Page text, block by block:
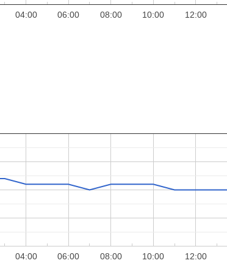
04:00 06:00 08:00 10:00 12:00
04:00 06:00 08:00 10:00 12:00